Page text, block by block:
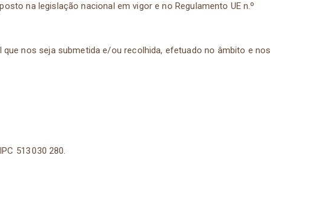
na legislação nacional em vigor e no Regulamento UE n.º
nos seja submetida e/ou recolhida, efetuado no âmbito e nos
513 030 280.